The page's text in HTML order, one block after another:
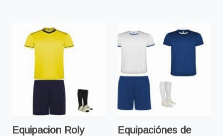
Equipacion Roly
Equipaciónes de